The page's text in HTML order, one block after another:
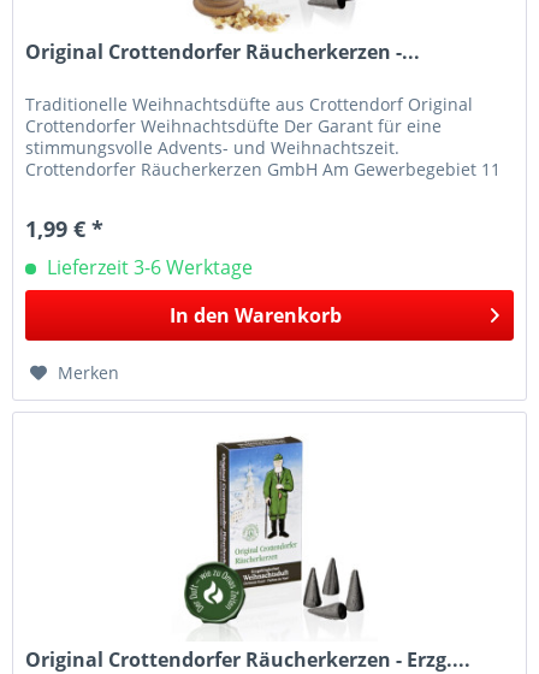
Original Crottendorfer Räucherkerzen -...
Traditionelle Weihnachtsdüfte aus Crottendorf Original
Crottendorfer Weihnachtsdüfte Der Garant für eine
stimmungsvolle Advents- und Weihnachtszeit.
Crottendorfer Räucherkerzen GmbH Am Gewerbegebiet 11
1,99 € *
Lieferzeit 3-6 Werktage
In den Warenkorb
Merken
Original Crottendorfer Räucherkerzen - Erzg....